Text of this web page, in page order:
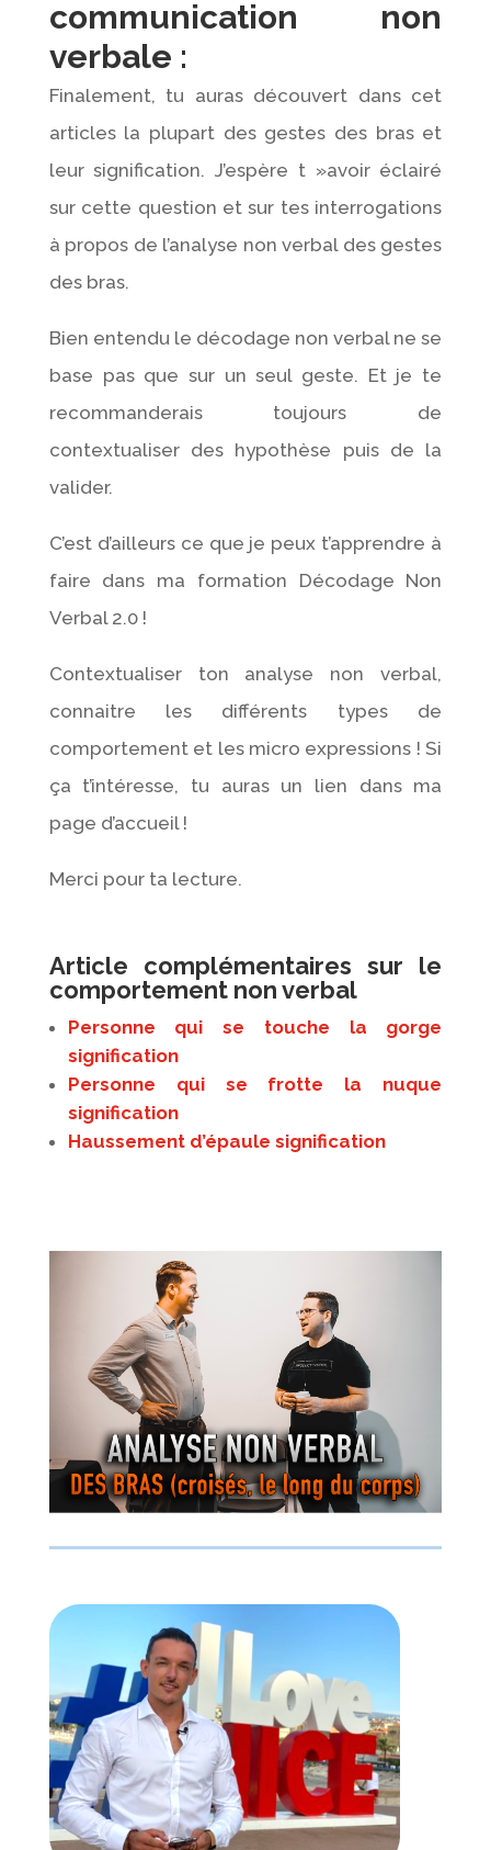
communication non
verbale :
Finalement, tu auras découvert dans cet
articles la plupart des gestes des bras et
leur signification. J’espère t »avoir éclairé
sur cette question et sur tes interrogations
à propos de l’analyse non verbal des gestes
des bras.
Bien entendu le décodage non verbal ne se
base pas que sur un seul geste. Et je te
recommanderais toujours de
contextualiser des hypothèse puis de la
valider.
C’est d’ailleurs ce que je peux t’apprendre à
faire dans ma formation Décodage Non
Verbal 2.0 !
Contextualiser ton analyse non verbal,
connaitre les différents types de
comportement et les micro expressions ! Si
ça t’intéresse, tu auras un lien dans ma
page d’accueil !
Merci pour ta lecture.
Article complémentaires sur le
comportement non verbal
Personne qui se touche la gorge
signification
Personne qui se frotte la nuque
signification
Haussement d’épaule signification